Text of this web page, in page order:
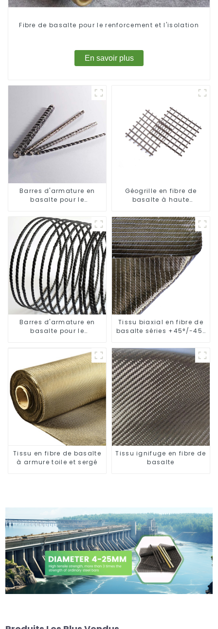
Fibre de basalte pour le renforcement et l'isolation
En savoir plus
Barres d'armature en
basalte pour le
bâtiments et des ponts
Géogrille en fibre de
basalte à haute
renforcement des
chaussées
Barres d'armature en
basalte pour le
Tissu biaxial en fibre de
basalte séries +45°/-45°
Tissu en fibre de basalte
à armure toile et sergé
Tissu ignifuge en fibre de
basalte